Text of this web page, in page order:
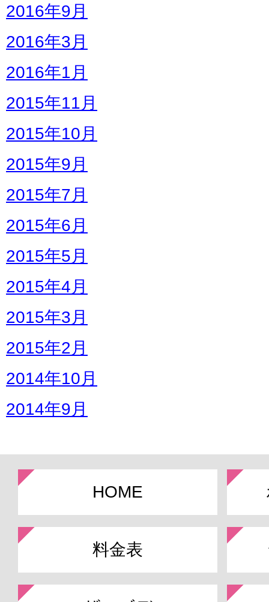
2016年9月
2016年3月
2016年1月
2015年11月
2015年10月
2015年9月
2015年7月
2015年6月
2015年5月
2015年4月
2015年3月
2015年2月
2014年10月
2014年9月
HOME
料金表